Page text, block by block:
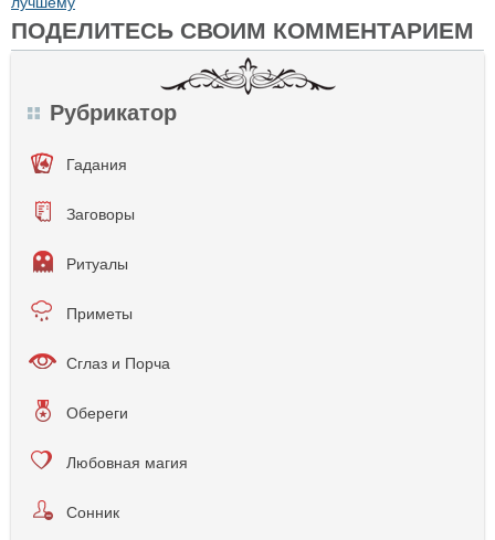
ПОДЕЛИТЕСЬ СВОИМ КОММЕНТАРИЕМ
Рубрикатор
Гадания
Заговоры
Ритуалы
Приметы
Сглаз и Порча
Обереги
Любовная магия
Сонник